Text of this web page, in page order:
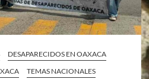
DESAPARECIDOS EN OAXACA
TEMAS NACIONALES